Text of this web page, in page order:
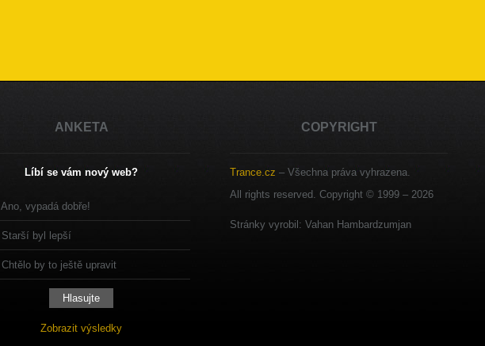
ANKETA
Líbí se vám nový web?
Ano, vypadá dobře!
Starší byl lepší
Chtělo by to ještě upravit
Zobrazit výsledky
COPYRIGHT
Trance.cz – Všechna práva vyhrazena.
All rights reserved. Copyright © 1999 – 2026
Stránky vyrobil: Vahan Hambardzumjan